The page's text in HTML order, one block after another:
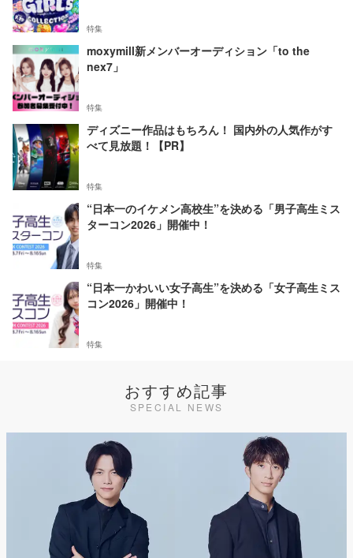
特集
moxymill新メンバーオーディション「to the
nex7」
特集
ディズニー作品はもちろん！ 国内外の人気作がす
べて見放題！【PR】
特集
“日本一のイケメン高校生”を決める「男子高生ミス
ターコン2026」開催中！
特集
“日本一かわいい女子高生”を決める「女子高生ミス
コン2026」開催中！
特集
おすすめ記事
SPECIAL NEWS